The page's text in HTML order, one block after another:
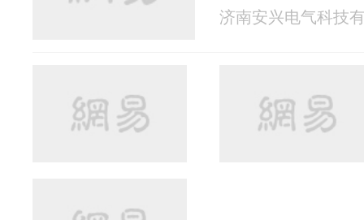
济南安兴电气科技